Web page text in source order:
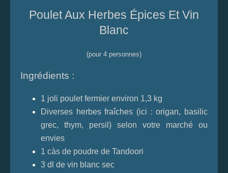
Poulet Aux Herbes Épices Et Vin
Blanc
(pour 4 personnes)
Ingrédients :
1 joli poulet fermier environ 1,3 kg
Diverses herbes fraîches (ici : origan, basilic
grec, thym, persil) selon votre marché ou
envies
1 càs de poudre de Tandoori
3 dl de vin blanc sec